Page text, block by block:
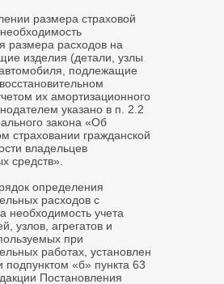
размера страховой
размера расходов на
изделия (детали, узлы
подлежащие
их амортизационного
указано в п. 2.2
закона «Об
страховании гражданской
владельцев
средств».
определения
расходов с
необходимость учета
узлов, агрегатов и
при
работах, установлен
подпунктом «б» пункта 63
Постановления